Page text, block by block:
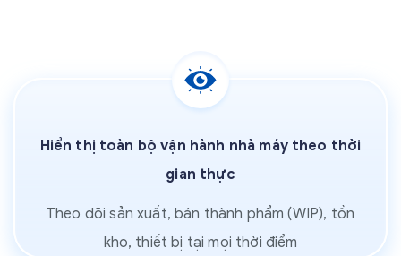
Hiển thị toàn bộ vận hành nhà máy theo thời
gian thực
Theo dõi sản xuất, bán thành phẩm (WIP), tồn
kho, thiết bị tại mọi thời điểm